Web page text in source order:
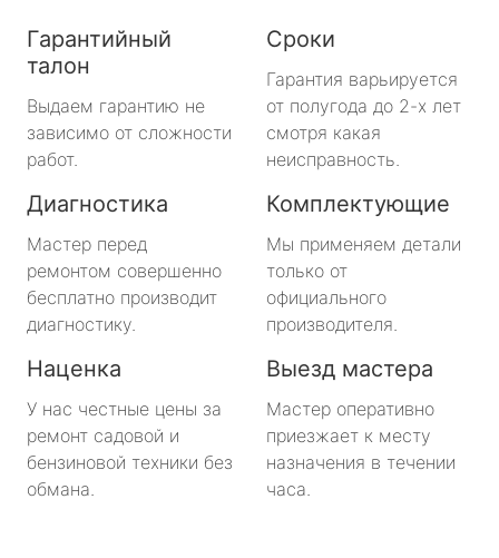
Гарантийный
талон
Выдаем гарантию не
зависимо от сложности
работ.
Сроки
Гарантия варьируется
от полугода до 2-х лет
смотря какая
неисправность.
Диагностика
Мастер перед
ремонтом совершенно
бесплатно производит
диагностику.
Комплектующие
Мы применяем детали
только от
официального
производителя.
Наценка
У нас честные цены за
ремонт садовой и
бензиновой техники без
обмана.
Выезд мастера
Мастер оперативно
приезжает к месту
назначения в течении
часа.